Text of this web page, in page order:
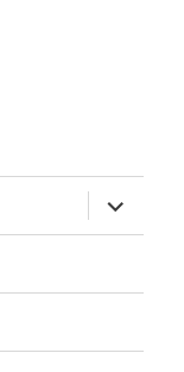
ブ
メ
ー
開